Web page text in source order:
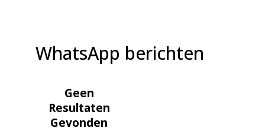
WhatsApp berichten
Geen
Resultaten
Gevonden